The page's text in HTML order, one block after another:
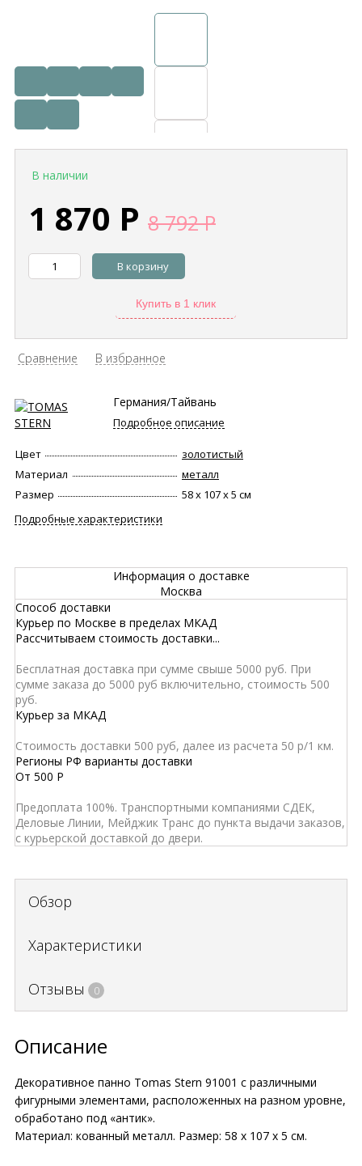
В наличии
1 870 Р 8 792Р
В корзину
Купить в 1 клик
Сравнение В избранное
Германия/Тайвань
Подробное описание
Цвет
золотистый
Материал
металл
Размер
58 х 107 х 5 см
Подробные характеристики
Информация о доставке
Москва
Способ доставки
Курьер по Москве в пределах МКАД
Рассчитываем стоимость доставки...
Бесплатная доставка при сумме свыше 5000 руб. При
сумме заказа до 5000 руб включительно, стоимость 500
руб.
Курьер за МКАД
Стоимость доставки 500 руб, далее из расчета 50 р/1 км.
Регионы РФ варианты доставки
От 500 Р
Предоплата 100%. Транспортными компаниями СДЕК,
Деловые Линии, Мейджик Транс до пункта выдачи заказов,
с курьерской доставкой до двери.
Обзор
Характеристики
Отзывы 0
Описание
Декоративное панно Tomas Stern 91001 с различными
фигурными элементами, расположенных на разном уровне,
обработано под «антик».
Материал: кованный металл. Размер: 58 х 107 х 5 см.